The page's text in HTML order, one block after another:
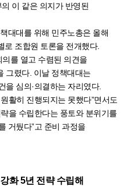
이 같은 의지가 반영된
대대를 위해 민주노총은 올해
로 조합원 토론을 전개했다.
를 열고 수렴된 의견을
그렸다. 이날 정책대대는
을 심의·의결하는 자리였다.
활히 진행되지는 못했다”면서도
을 수립한다는 풍토와 분위기를
거뒀다”고 준비 과정을
화 5년 전략 수립해